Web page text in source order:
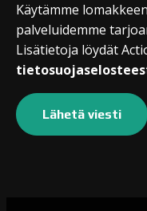
Käytämme
palveluidemme
Lisätietoja löydät